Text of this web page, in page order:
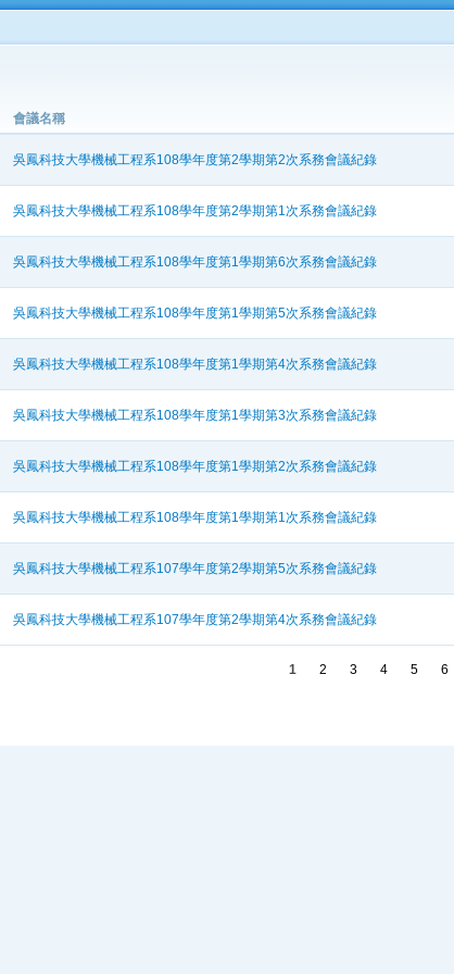
會議名稱
吳鳳科技大學機械工程系108學年度第2學期第2次系務會議紀錄
吳鳳科技大學機械工程系108學年度第2學期第1次系務會議紀錄
吳鳳科技大學機械工程系108學年度第1學期第6次系務會議紀錄
吳鳳科技大學機械工程系108學年度第1學期第5次系務會議紀錄
吳鳳科技大學機械工程系108學年度第1學期第4次系務會議紀錄
吳鳳科技大學機械工程系108學年度第1學期第3次系務會議紀錄
吳鳳科技大學機械工程系108學年度第1學期第2次系務會議紀錄
吳鳳科技大學機械工程系108學年度第1學期第1次系務會議紀錄
吳鳳科技大學機械工程系107學年度第2學期第5次系務會議紀錄
吳鳳科技大學機械工程系107學年度第2學期第4次系務會議紀錄
1 2 3 4 5 6